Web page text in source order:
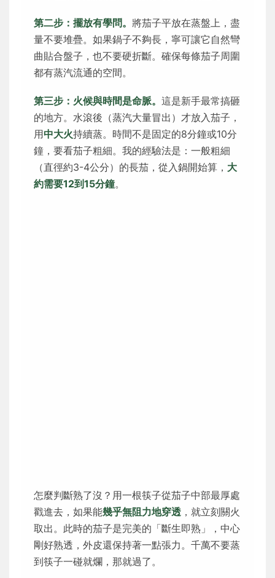
第二步：擺放有學問。 將茄子平放在蒸盤上，盡
量不要堆疊。如果鍋子不夠長，寧可讓它自然彎
曲貼合盤子，也不要硬折斷。確保每條茄子周圍
都有蒸汽流通的空間。
第三步：火候與時間是命脈。 這是新手最常搞砸
的地方。水滾後（蒸汽大量冒出）才放入茄子，
用中大火持續蒸。時間不是固定的8分鐘或10分
鐘，要看茄子粗細。我的經驗法是：一般粗細
（直徑約3-4公分）的長茄，從入鍋開始算， 大
約需要12到15分鐘。
怎麼判斷熟了沒？用一根筷子從茄子中部最厚處
戳進去，如果能幾乎無阻力地穿透 ，就立刻關火
取出。此時的茄子是完美的「斷生即熟」，中心
剛好熟透，外皮還保持著一點張力。千萬不要蒸
到筷子一碰就爛，那就過了。